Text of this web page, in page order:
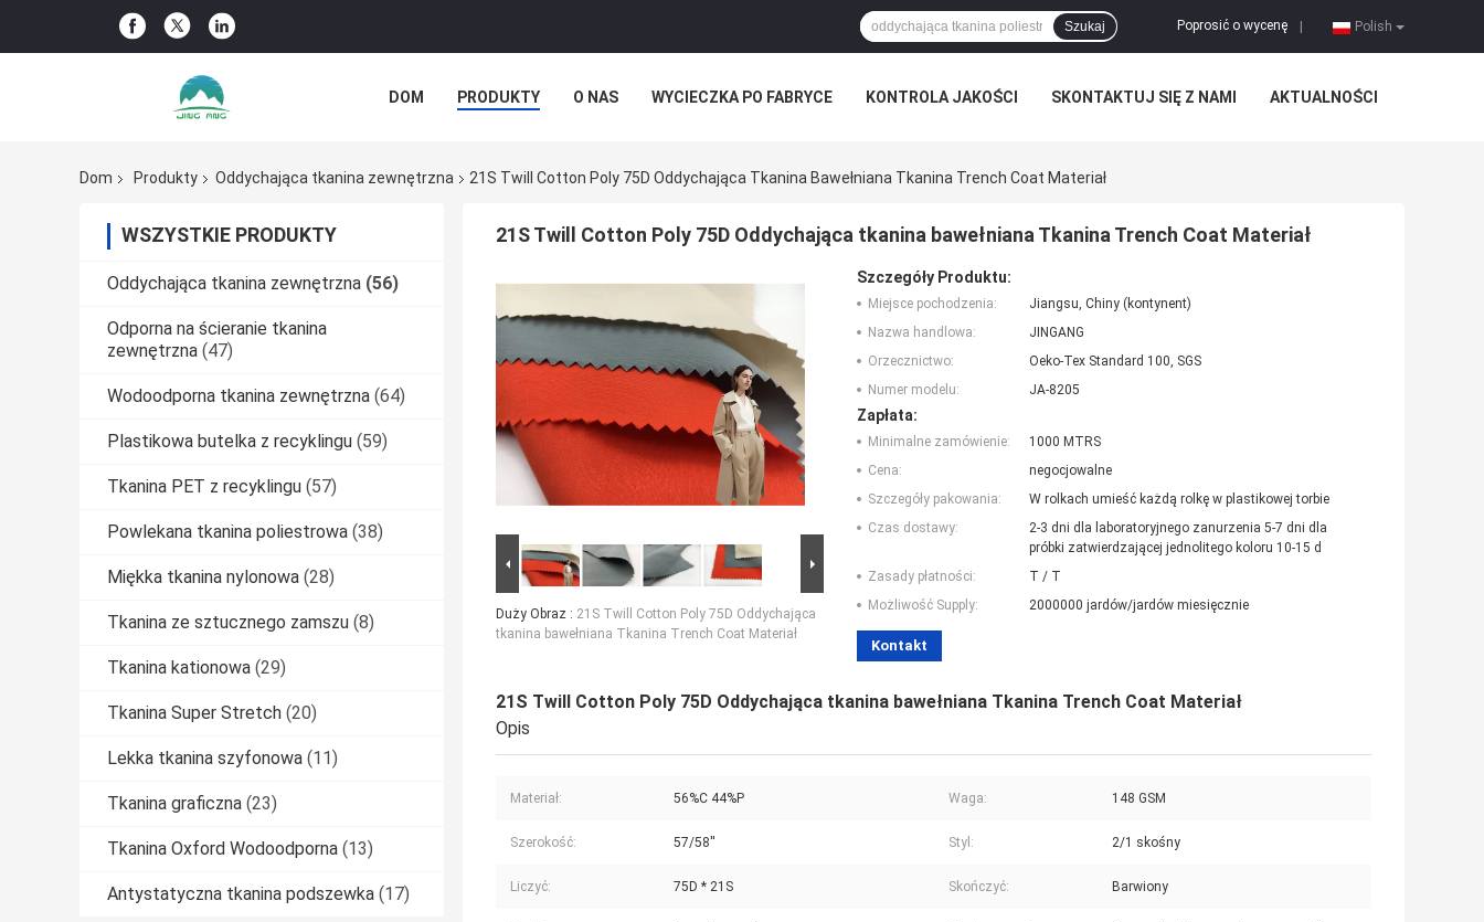
Polish
Poprosić o wycenę
Szukaj
DOM PRODUKTY O NAS WYCIECZKA PO FABRYCE KONTROLA JAKOŚCI SKONTAKTUJ SIĘ Z NAMI AKTUALNOŚCI
Dom
Produkty Oddychająca tkanina zewnętrzna 21S Twill Cotton Poly 75D Oddychająca Tkanina Bawełniana Tkanina Trench Coat Materiał
WSZYSTKIE PRODUKTY
Oddychająca tkanina zewnętrzna (56)
Odporna na ścieranie tkanina
zewnętrzna (47)
Wodoodporna tkanina zewnętrzna (64)
Plastikowa butelka z recyklingu (59)
Tkanina PET z recyklingu (57)
Powlekana tkanina poliestrowa (38)
Miękka tkanina nylonowa (28)
Tkanina ze sztucznego zamszu (8)
Tkanina kationowa (29)
Tkanina Super Stretch (20)
Lekka tkanina szyfonowa (11)
Tkanina graficzna (23)
Tkanina Oxford Wodoodporna (13)
Antystatyczna tkanina podszewka (17)
21S Twill Cotton Poly 75D Oddychająca tkanina bawełniana Tkanina Trench Coat Materiał
Duży Obraz : 21S Twill Cotton Poly 75D Oddychająca
tkanina bawełniana Tkanina Trench Coat Materiał
Szczegóły Produktu:
Miejsce pochodzenia:
Jiangsu, Chiny (kontynent)
Nazwa handlowa:
JINGANG
Orzecznictwo:
Oeko-Tex Standard 100, SGS
Numer modelu:
JA-8205
Zapłata:
Minimalne zamówienie:
1000 MTRS
Cena:
negocjowalne
Szczegóły pakowania:
W rolkach umieść każdą rolkę w plastikowej torbie
Czas dostawy:
2-3 dni dla laboratoryjnego zanurzenia 5-7 dni dla
próbki zatwierdzającej jednolitego koloru 10-15 d
Zasady płatności:
T / T
Możliwość Supply:
2000000 jardów/jardów miesięcznie
Kontakt
21S Twill Cotton Poly 75D Oddychająca tkanina bawełniana Tkanina Trench Coat Materiał
Opis
Materiał: 56%C 44%P Waga: 148 GSM
Szerokość: 57/58'' Styl: 2/1 skośny
Liczyć: 75D * 21S Skończyć: Barwiony